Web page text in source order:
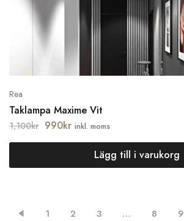
Rea
Taklampa Maxime Vit
1,100kr 990kr inkl. moms
Lägg till i varukorg
1 2 3 … 8 9